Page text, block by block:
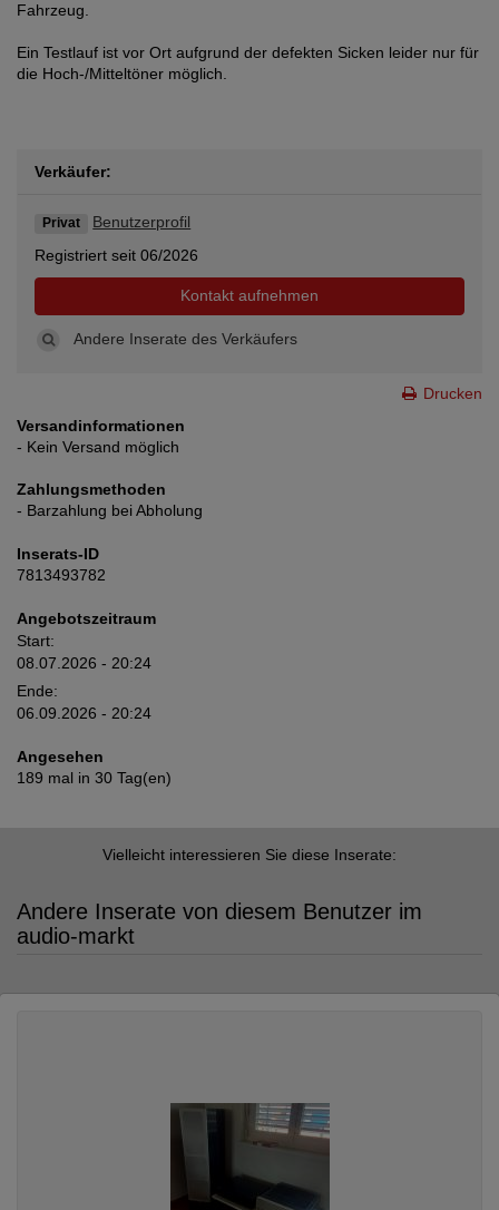
Fahrzeug.
Ein Testlauf ist vor Ort aufgrund der defekten Sicken leider nur für
die Hoch-/Mitteltöner möglich.
Verkäufer:
Privat
Benutzerprofil
Registriert seit 06/2026
Kontakt aufnehmen
Andere Inserate des Verkäufers
Drucken
Versandinformationen
- Kein Versand möglich
Zahlungsmethoden
- Barzahlung bei Abholung
Inserats-ID
7813493782
Angebotszeitraum
Start:
08.07.2026 - 20:24
Ende:
06.09.2026 - 20:24
Angesehen
189 mal in 30 Tag(en)
Vielleicht interessieren Sie diese Inserate:
Andere Inserate von diesem Benutzer im
audio-markt